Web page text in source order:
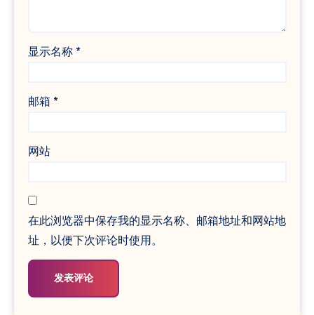
显示名称 *
邮箱 *
网站
在此浏览器中保存我的显示名称、邮箱地址和网站地
址，以便下次评论时使用。